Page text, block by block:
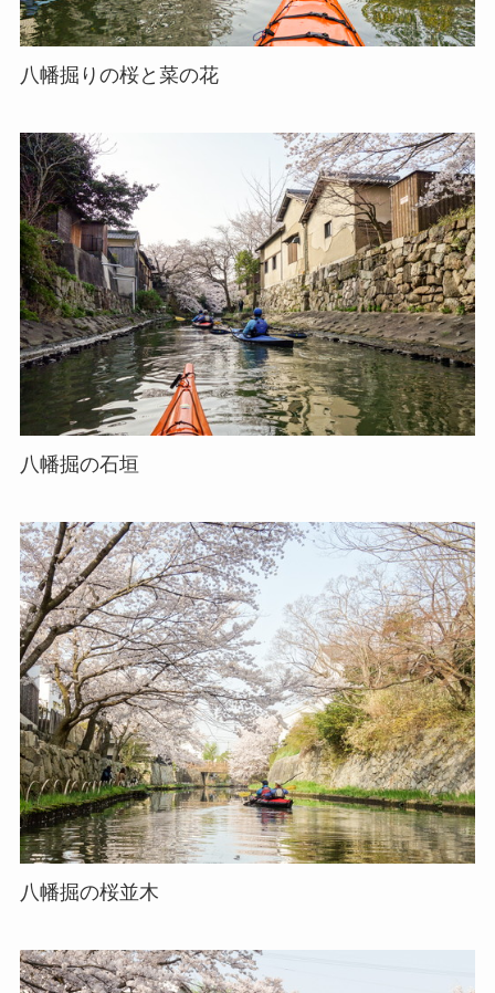
八幡掘りの桜と菜の花
八幡掘の石垣
八幡掘の桜並木